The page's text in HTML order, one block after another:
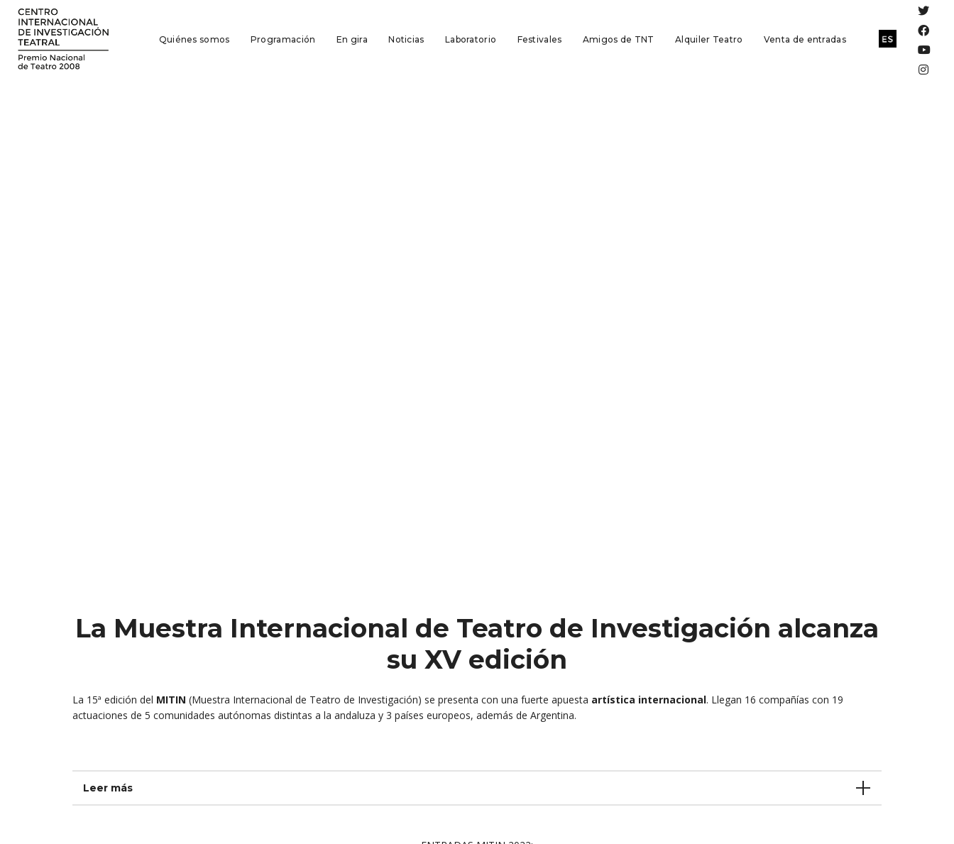
Quiénes somos Programación En gira Noticias Laboratorio Festivales Amigos de TNT Alquiler Teatro Venta de entradas
La Muestra Internacional de Teatro de Investigación alcanza
su XV edición
La 15ª edición del MITIN (Muestra Internacional de Teatro de Investigación) se presenta con una fuerte apuesta artística internacional. Llegan 16 compañías con 19
actuaciones de 5 comunidades autónomas distintas a la andaluza y 3 países europeos, además de Argentina.
Leer más